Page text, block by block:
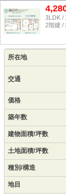
3LDK /
2階建 /
所在地
交通
価格
築年数
建物面積/坪数
土地面積/坪数
種別/構造
地目